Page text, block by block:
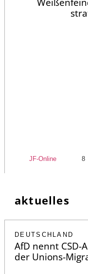
JF-Online 8
aktuelles
DEUTSCHLAND
AfD nennt CSD-
der Unions-